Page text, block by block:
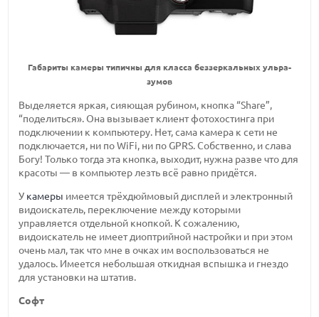
Габариты камеры типичны для класса беззеркальных ульра-
зумов
Выделяется яркая, сияющая рубином, кнопка “Share”,
“поделиться». Она вызывает клиент фотохостинга при
подключении к компьютеру. Нет, сама камера к сети не
подключается, ни по WiFi, ни по GPRS. Собственно, и слава
Богу! Только тогда эта кнопка, выходит, нужна разве что для
красоты — в компьютер лезть всё равно придётся.
У камеры имеется трёхдюймовый дисплей и электронный
видоискатель, переключение между которыми
управляется отдельной кнопкой. К сожалению,
видоискатель не имеет диоптрийной настройки и при этом
очень мал, так что мне в очках им воспользоваться не
удалось. Имеется небольшая откидная вспышка и гнездо
для установки на штатив.
Софт